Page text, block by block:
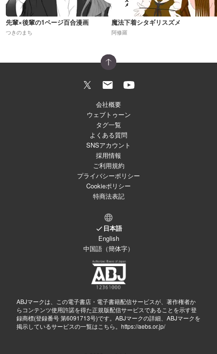
先輩×後輩の1ページ百合漫画
つきのまち
魔法下着シタギリスズメ
阿修羅
会社概要
ウェブトゥーン
タグ一覧
よくある質問
SNSアカウント
採用情報
ご利用規約
プライバシーポリシー
Cookieポリシー
特商法表記
日本語
English
中国語（簡体字）
ABJマークは、この電子書店・電子書籍配信サービスが、著作権者か
らコンテンツ使用許諾を得た正規版配信サービスであることを示す登
録商標(登録番号 第6091713号)です。ABJマークの詳細、ABJマークを
掲示しているサービスの一覧はこちら。 https://aebs.or.jp/